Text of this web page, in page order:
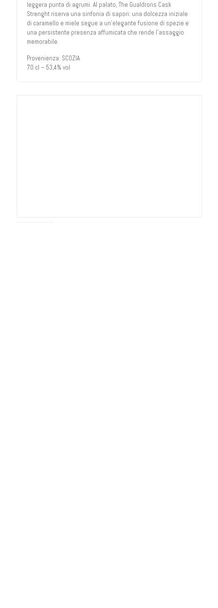
leggera punta di agrumi. Al palato, The Gualdrons Cask
Strenght riserva una sinfonia di sapori: una dolcezza iniziale
di caramello e miele segue a un’elegante fusione di spezie e
una persistente presenza affumicata che rende l’assaggio
memorabile.
Provenienza: SCOZIA
70 cl – 53,4% vol